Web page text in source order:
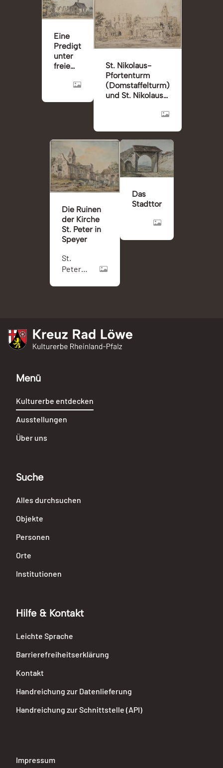
Eine
Predigt
unter
freiem
St. Nikolaus-
Pfortenturm
(Domstaffelturm)
und St. Nikolaus
Die Ruinen
der Kirche
St. Peter in
Speyer
St.
Peter
Das
Stadttor
Menü
Kulturerbe entdecken
Ausstellungen
Über uns
Suche
Alles durchsuchen
Objekte
Personen
Orte
Institutionen
Hilfe & Kontakt
Leichte Sprache
Barrierefreiheitserklärung
Kontakt
Handreichung zur Datenlieferung
Handreichung zur Schnittstelle (API)
Impressum